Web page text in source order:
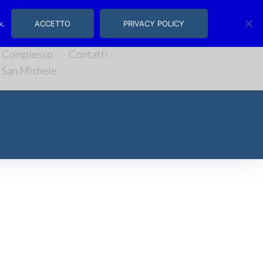
Complesso
San Michele
Contatti
ACCETTO PRIVACY POLICY